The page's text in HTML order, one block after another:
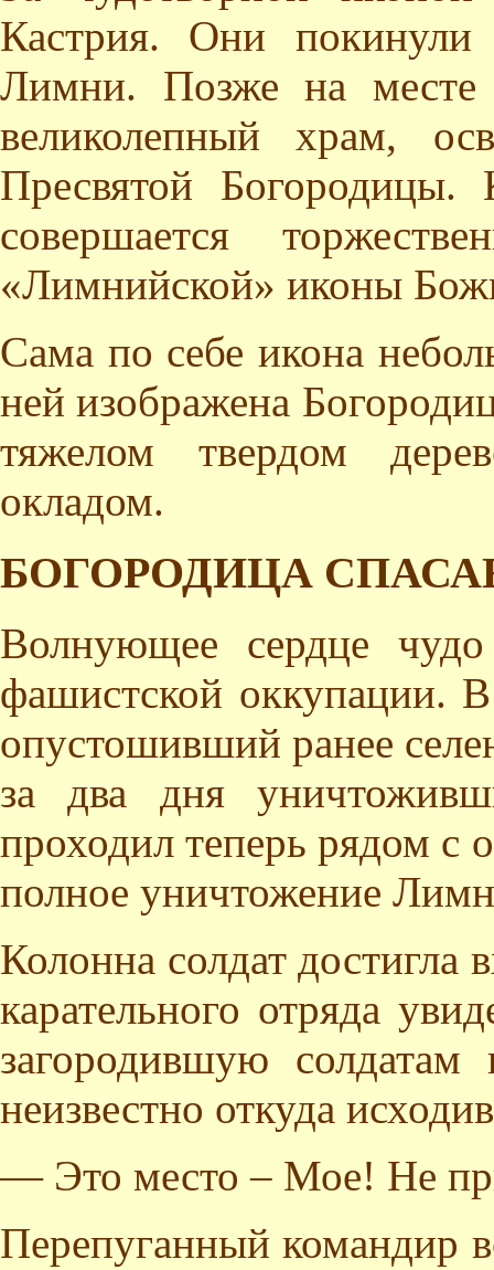
Кастрия. Они
Лимни. Позже на месте
великолепный храм,
Пресвятой
совершается
«Лимнийской» иконы
Сама по себе икона
ней изображена
тяжелом твердом
окладом.
БОГОРОДИЦА
Волнующее сердце
фашистской оккупации.
опустошивший ранее
за два дня
проходил теперь рядом с
полное уничтожение
Колонна солдат достигла
карательного отряда
загородившую
неизвестно откуда
— Это место – Мое! Не
Перепуганный командир